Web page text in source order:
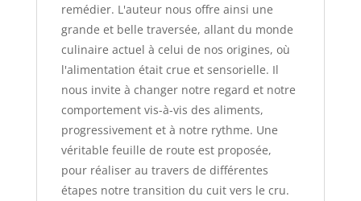
remédier. L'auteur nous offre ainsi une
grande et belle traversée, allant du monde
culinaire actuel à celui de nos origines, où
l'alimentation était crue et sensorielle. Il
nous invite à changer notre regard et notre
comportement vis-à-vis des aliments,
progressivement et à notre rythme. Une
véritable feuille de route est proposée,
pour réaliser au travers de différentes
étapes notre transition du cuit vers le cru.